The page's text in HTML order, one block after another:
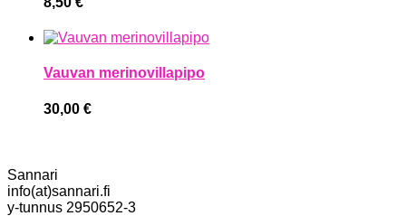
Vauvan merinovillapipo
30,00 €
Sannari
info(at)sannari.fi
y-tunnus 2950652-3